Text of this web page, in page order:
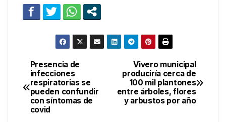
Navegación
de
entradas
Vivero municipal
produciría cerca de
100 mil plantones
entre árboles, flores
y arbustos por año
Presencia de
infecciones
respiratorias se
pueden confundir
con síntomas de
covid